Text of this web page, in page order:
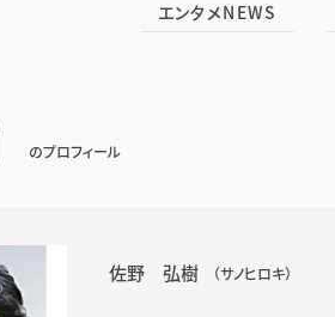
エンタメNEWS
のプロフィール
佐野 弘樹 （サノヒロキ）